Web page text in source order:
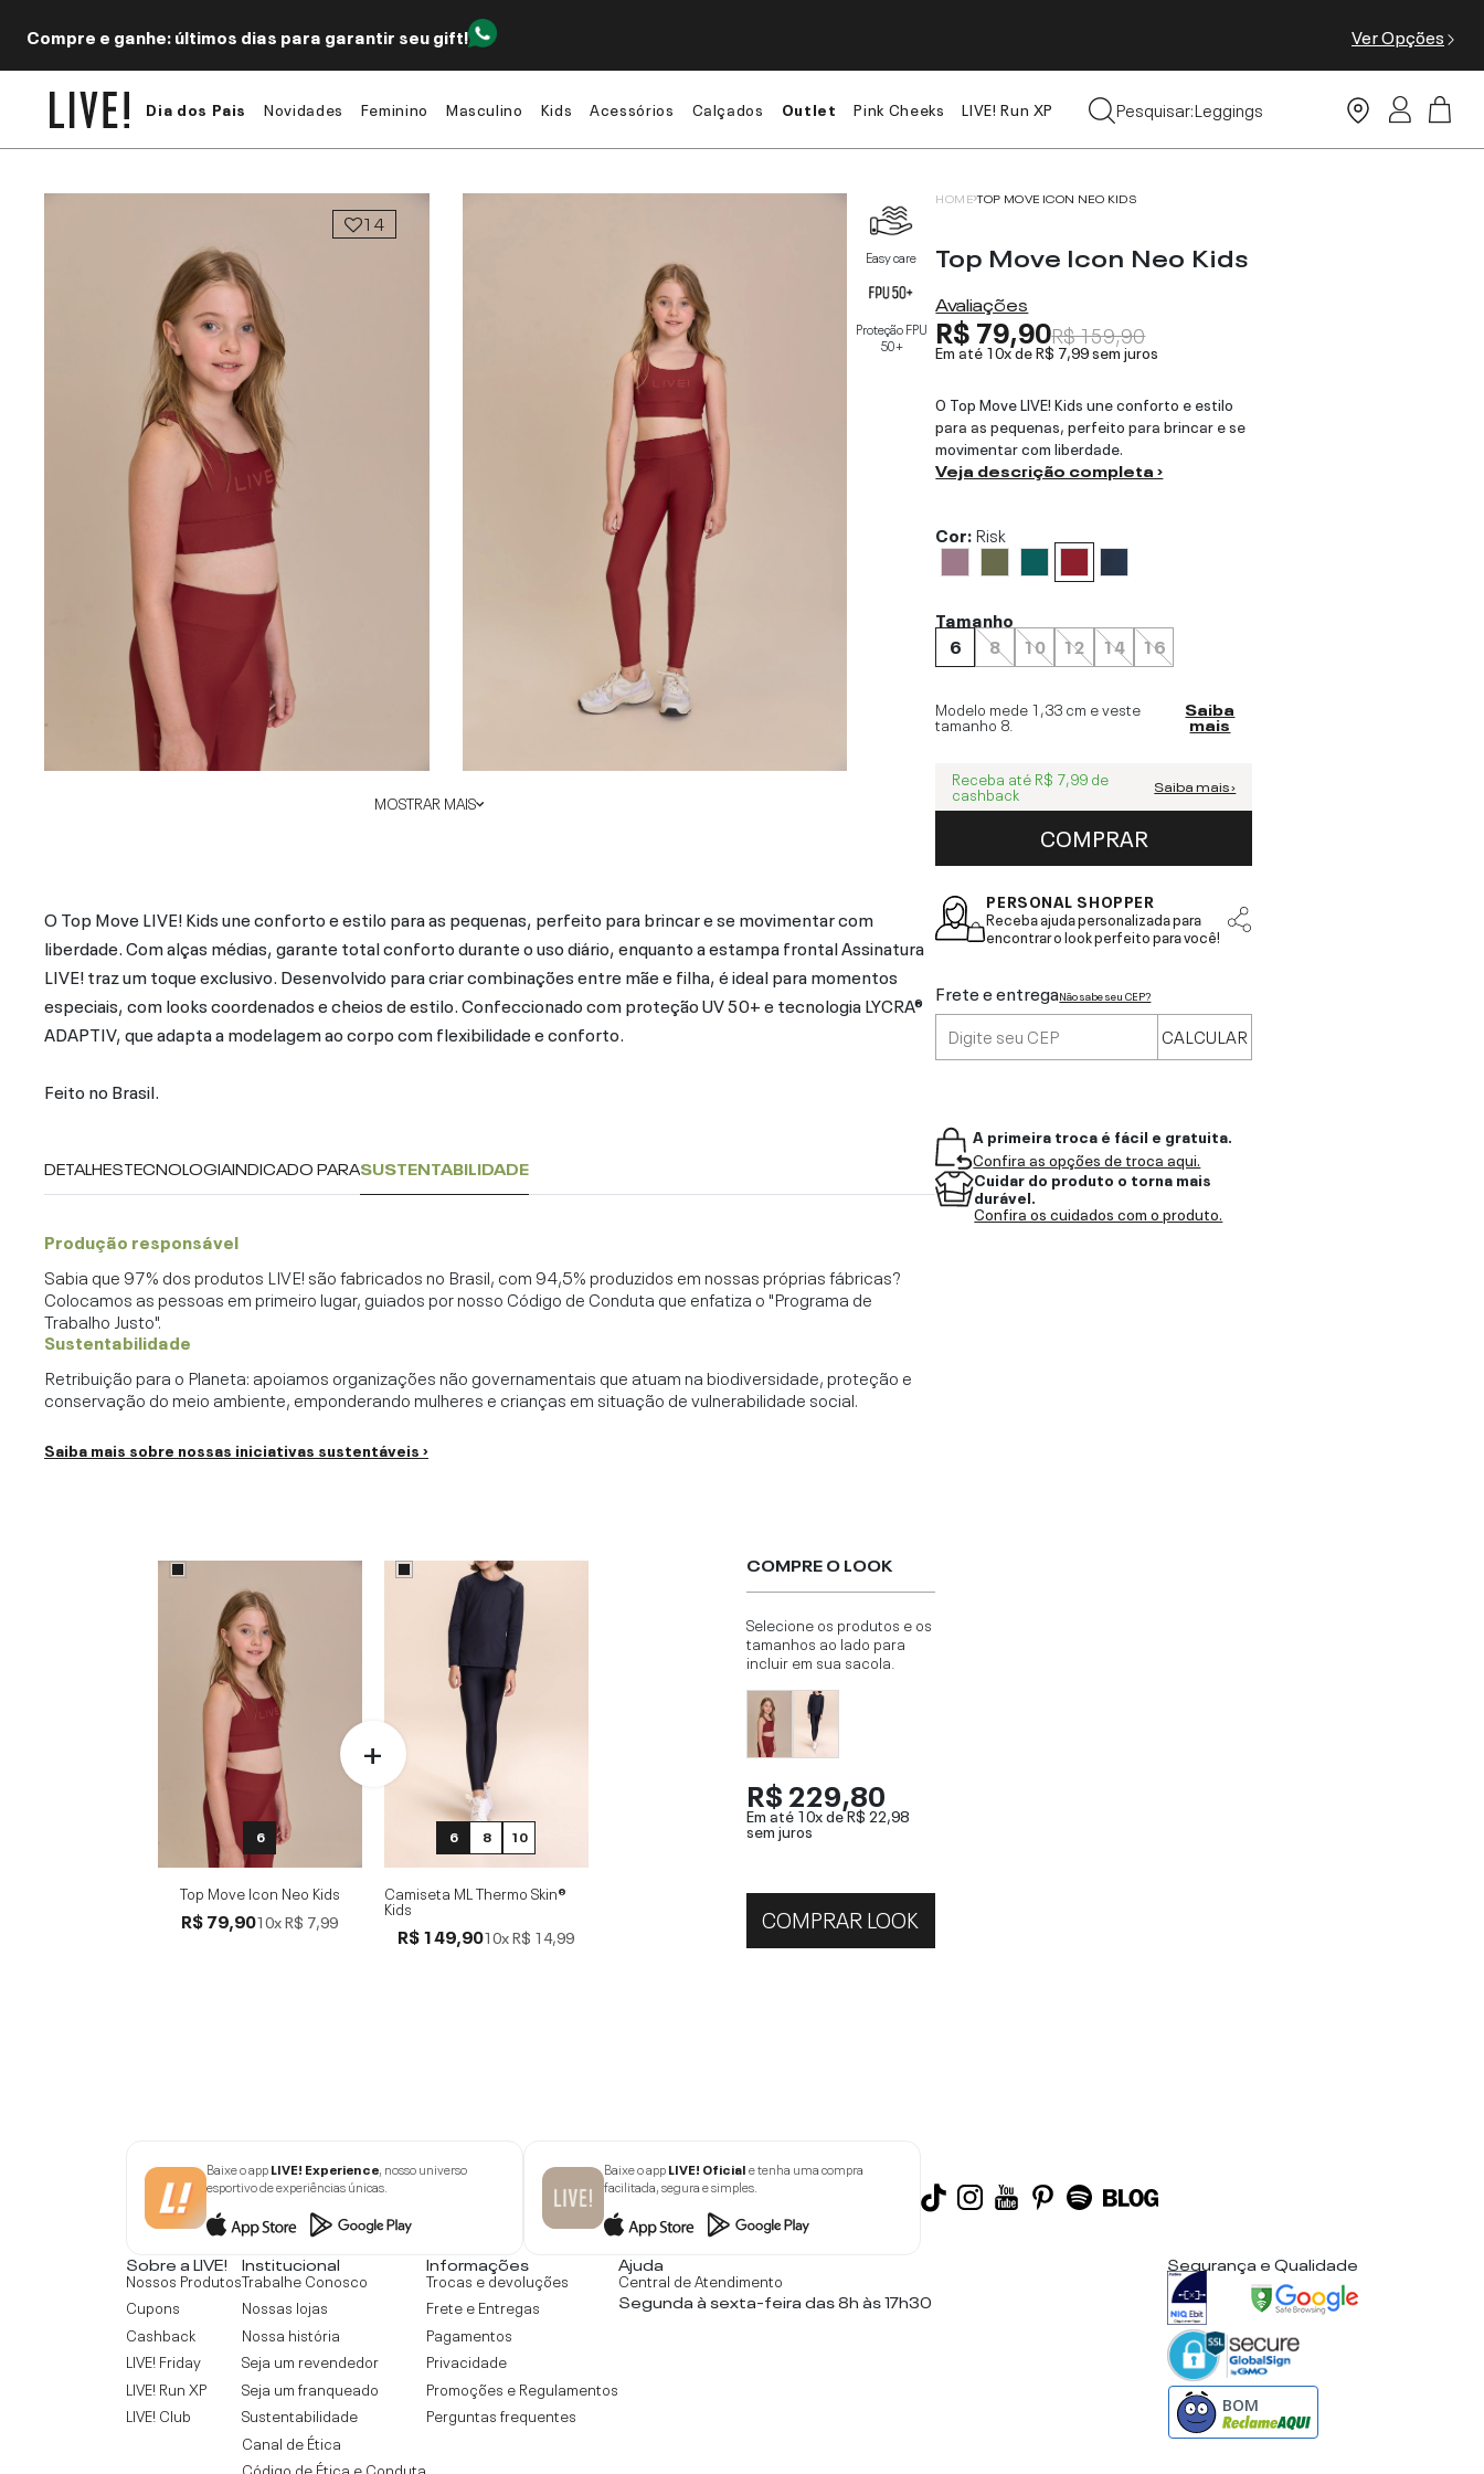
Compre e ganhe: últimos dias para garantir seu gift! Ver Opções
Dia dos Pais Novidades Feminino Masculino Kids Acessórios Calçados Outlet Pink Cheeks LIVE! Run XP
Pesquisar:
Tops
Leggings
14
MOSTRAR MAIS
Easy care
Proteção FPU
50+
O Top Move LIVE! Kids une conforto e estilo para as pequenas, perfeito para brincar e se movimentar com
liberdade. Com alças médias, garante total conforto durante o uso diário, enquanto a estampa frontal Assinatura
LIVE! traz um toque exclusivo. Desenvolvido para criar combinações entre mãe e filha, é ideal para momentos
especiais, com looks coordenados e cheios de estilo. Confeccionado com proteção UV 50+ e tecnologia LYCRA®
ADAPTIV, que adapta a modelagem ao corpo com flexibilidade e conforto.
Feito no Brasil.
DETALHESTECNOLOGIAINDICADO PARASUSTENTABILIDADE
Produção responsável
Sabia que 97% dos produtos LIVE! são fabricados no Brasil, com 94,5% produzidos em nossas próprias fábricas?
Colocamos as pessoas em primeiro lugar, guiados por nosso Código de Conduta que enfatiza o "Programa de
Trabalho Justo".
Sustentabilidade
Retribuição para o Planeta: apoiamos organizações não governamentais que atuam na biodiversidade, proteção e
conservação do meio ambiente, emponderando mulheres e crianças em situação de vulnerabilidade social.
Saiba mais sobre nossas iniciativas sustentáveis ›
6
Top Move Icon Neo Kids
R$ 79,9010xR$ 7,99
6 8 10
Camiseta ML Thermo Skin®
Kids
R$ 149,9010xR$ 14,99
COMPRE O LOOK
Selecione os produtos e os
tamanhos ao lado para
incluir em sua sacola.
R$ 229,80
Em até 10x deR$ 22,98
sem juros
COMPRAR LOOK
HOME TOP MOVE ICON NEO KIDS
Top Move Icon Neo Kids
Avaliações
R$ 79,90R$ 159,90
Em até 10x deR$ 7,99sem juros
O Top Move LIVE! Kids une conforto e estilo
para as pequenas, perfeito para brincar e se
movimentar com liberdade.
Veja descrição completa ›
Cor:Risk
Tamanho
6
8 10 12 14 16
Modelo mede 1,33 cm e veste
tamanho 8
Saiba
mais
Receba até R$ 7,99 de
cashback Saiba mais ›
COMPRAR
PERSONAL SHOPPER
Receba ajuda personalizada para
encontrar o look perfeito para você!
Frete e entregaNão sabe seu CEP?
CALCULAR
A primeira troca é fácil e gratuita.
Confira as opções de troca aqui.
Cuidar do produto o torna mais
durável.
Confira os cuidados com o produto.
Baixe o appLIVE! Experience, nosso universo
esportivo de experiências únicas.
Baixe o appLIVE! Oficiale tenha uma compra
facilitada, segura e simples.
Sobre a LIVE!
Nossos Produtos
Cupons
Cashback
LIVE! Friday
LIVE! Run XP
LIVE! Club
Institucional
Trabalhe Conosco
Nossas lojas
Nossa história
Seja um revendedor
Seja um franqueado
Sustentabilidade
Canal de Ética
Código de Ética e Conduta
Informações
Trocas e devoluções
Frete e Entregas
Pagamentos
Privacidade
Promoções e Regulamentos
Perguntas frequentes
Ajuda
Central de Atendimento
Segunda à sexta-feira das 8h às 17h30
Segurança e Qualidade
BOM